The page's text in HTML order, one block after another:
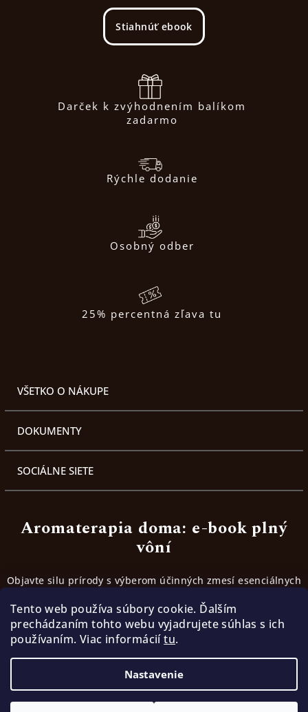
Tento web používa súbory cookie. Ďalším
prechádzaním tohto webu vyjadrujete súhlas s ich
používaním. Viac informáciítu.
Nastavenie
Stiahnúť ebook
Darček k zvýhodnením balíkom
zadarmo
Rýchle dodanie
Osobný odber
25% percentná zľava tu
VŠETKO O NÁKUPE
DOKUMENTY
SOCIÁLNE SIETE
Aromaterapia doma: e-book plný
vôní
Objavte silu prírody s výberom účinných zmesí esenciálnych
Stiahnúť ebook
Copyright 2026TerraMia | Cesta k slobode. Všetky
práva vyhradené.